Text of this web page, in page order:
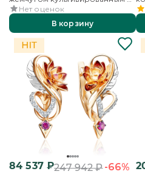
фианитами
Нет оценок
В корзину
84 537₽247 942₽-66%